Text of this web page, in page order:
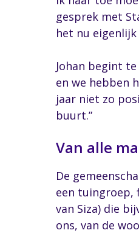
gesprek met
het nu eigenlijk
Johan begint
en we hebben
jaar niet zo
buurt.”
Van alle
De
een tuingroep,
van Siza) die
ons, van de